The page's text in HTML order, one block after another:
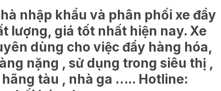
nhập khẩu và phân phối xe đẩy
lượng, giá tốt nhất hiện nay. Xe
dùng cho việc đẩy hàng hóa,
nặng , sử dụng trong siêu thị ,
tàu , nhà ga ….. Hotline: